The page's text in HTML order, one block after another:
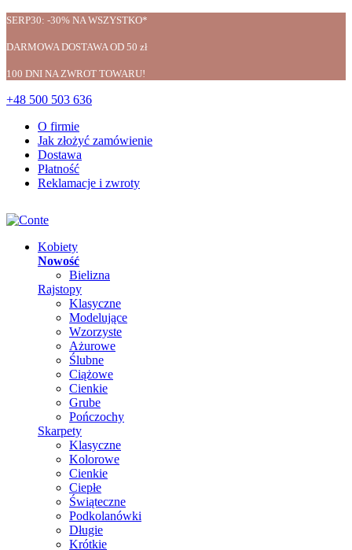
SERP30: -30% NA WSZYSTKO*
DARMOWA DOSTAWA OD 50 zł
100 DNI NA ZWROT TOWARU!
+48 500 503 636
O firmie
Jak złożyć zamówienie
Dostawa
Płatność
Reklamacje i zwroty
Kobiety
Nowość
Bielizna
Rajstopy
Klasyczne
Modelujące
Wzorzyste
Ażurowe
Ślubne
Ciążowe
Cienkie
Grube
Pończochy
Skarpety
Klasyczne
Kolorowe
Cienkie
Ciepłe
Świąteczne
Podkolanówki
Długie
Krótkie